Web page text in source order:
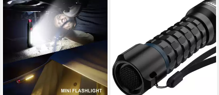
NOVOSTELLA
LED Taschenlampe USB-C
Aufladbarer LED-Keychain
Taschenlampen 200LM mit
Magnet (Packung)
UVP29,99 €
-47%
lieferbar - in 3-4 Werktagen bei dir
Taschenlampe Taschenlampe
Survival TS3000RF
ab 77,99 € UVP89,99 €
-13%
lieferbar - in 2-3 Werktagen bei dir